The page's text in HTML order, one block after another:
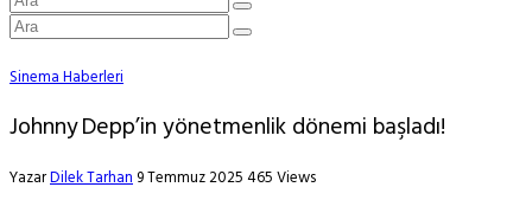
Sinema Haberleri
Johnny Depp’in yönetmenlik dönemi başladı!
YazarDilek Tarhan9 Temmuz 2025465 Views